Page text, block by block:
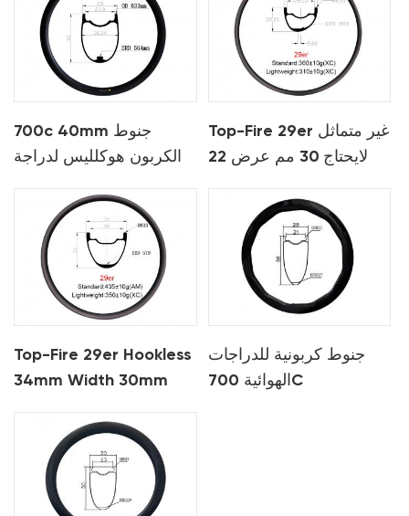
700c 40mm جنوط
الكربون هوكلليس لدراجة
Top-Fire 29er غير متماثل
لايحتاج 30 مم عرض 22
حافة ل XC
Top-Fire 29er Hookless
34mm Width 30mm
Mtb Rims for XC AM
جنوط كربونية للدراجات
الهوائية 700C